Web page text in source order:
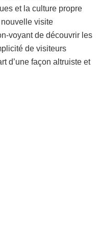
et la culture propre
visite
voyant de découvrir les
de visiteurs
d’une façon altruiste et